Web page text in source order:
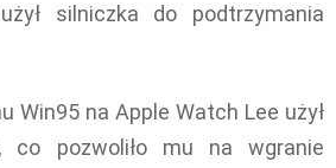
silniczka do podtrzymania
Win95 na Apple Watch Lee użył
co pozwoliło mu na wgranie